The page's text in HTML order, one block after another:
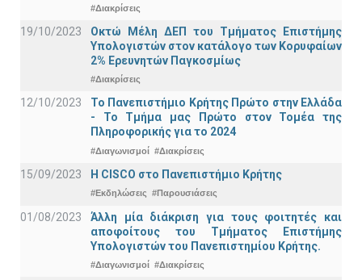
#Διακρίσεις
19/10/2023
Οκτώ Μέλη ΔΕΠ του Τμήματος Επιστήμης
Υπολογιστών στον κατάλογο των Κορυφαίων
2% Ερευνητών Παγκοσμίως
#Διακρίσεις
12/10/2023
Το Πανεπιστήμιο Κρήτης Πρώτο στην Ελλάδα
- Το Τμήμα μας Πρώτο στον Τομέα της
Πληροφορικής για το 2024
#Διαγωνισμοί #Διακρίσεις
15/09/2023 Η CISCO στο Πανεπιστήμιο Κρήτης
#Εκδηλώσεις #Παρουσιάσεις
01/08/2023
Άλλη μία διάκριση για τους φοιτητές και
αποφοίτους του Τμήματος Επιστήμης
Υπολογιστών του Πανεπιστημίου Κρήτης.
#Διαγωνισμοί #Διακρίσεις